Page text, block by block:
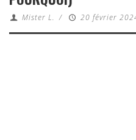
Mister L. / 20 février